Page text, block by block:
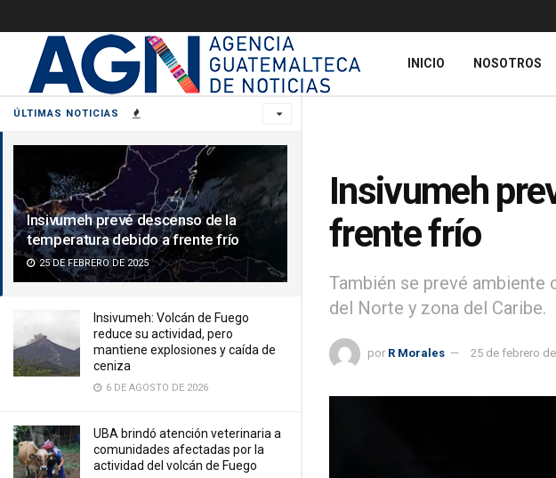
ÚLTIMAS NOTICIAS
Insivumeh prevé descenso de la
temperatura debido a frente frío
25 DE FEBRERO DE 2025
Insivumeh: Volcán de Fuego
reduce su actividad, pero
mantiene explosiones y caída de
ceniza
6 DE AGOSTO DE 2026
UBA brindó atención veterinaria a
comunidades afectadas por la
actividad del volcán de Fuego
INICIO NOSOTROS
Insivumeh
frente frío
También se prevé ambiente
del Norte y zona del Caribe.
por R Morales 25 de febrero